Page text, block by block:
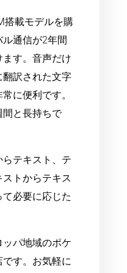
搭載モデルを購
通信が2年間
す。音声だけ
訳された文字
に便利です。
と長持ちで
テキスト、テ
トからテキス
て必要に応じた
パ地域のポケ
です。お気軽に